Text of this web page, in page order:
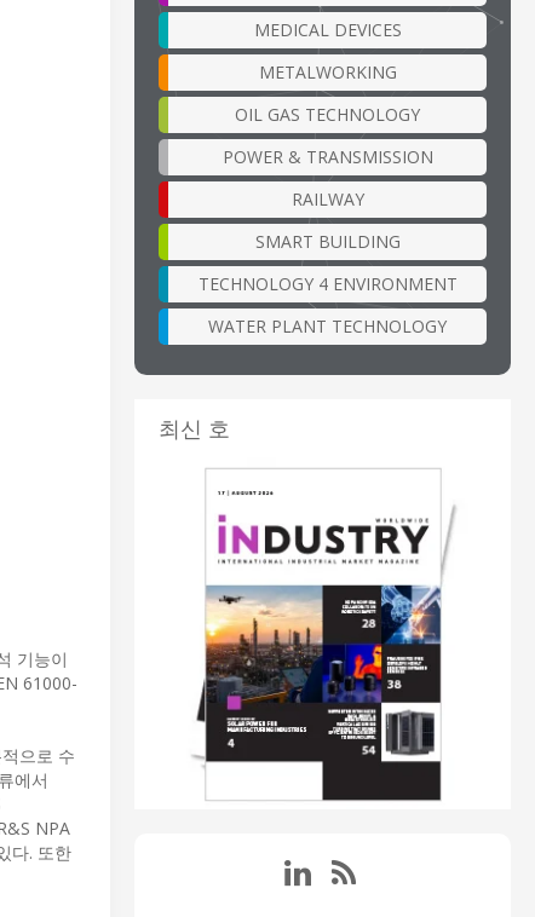
기능이
61000-
으로 수
에서
NPA
다. 또한
MEDICAL DEVICES
METALWORKING
OIL GAS TECHNOLOGY
POWER & TRANSMISSION
RAILWAY
SMART BUILDING
TECHNOLOGY 4 ENVIRONMENT
WATER PLANT TECHNOLOGY
최신 호